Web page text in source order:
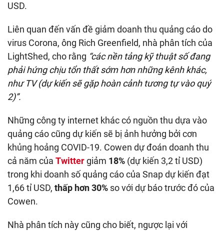
USD.
Liên quan đến vấn đề giảm doanh thu quảng cáo do
virus Corona, ông Rich Greenfield, nhà phân tích của
LightShed, cho rằng “các nền tảng kỹ thuật số đang
phải hứng chịu tổn thất sớm hơn những kênh khác,
như TV (dự kiến sẽ gặp hoàn cảnh tương tự vào quý
2)”.
Những công ty internet khác có nguồn thu dựa vào
quảng cáo cũng dự kiến sẽ bị ảnh hưởng bởi cơn
khủng hoảng COVID-19. Cowen dự đoán doanh thu
cả năm của Twittergiảm 18% (dự kiến 3,2 tỉ USD)
trong khi doanh số quảng cáo của Snap dự kiến đạt
1,66 tỉ USD, thấp hơn 30% so với dự báo trước đó của
Cowen.
Nhà phân tích này cũng cho biết, ngược lại với